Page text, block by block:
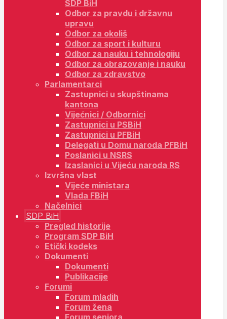
SDP BiH
Odbor za pravdu i državnu
upravu
Odbor za okoliš
Odbor za sport i kulturu
Odbor za nauku i tehnologiju
Odbor za obrazovanje i nauku
Odbor za zdravstvo
Parlamentarci
Zastupnici u skupštinama
kantona
Vijećnici / Odbornici
Zastupnici u PSBiH
Zastupnici u PFBiH
Delegati u Domu naroda PFBiH
Poslanici u NSRS
Izaslanici u Vijeću naroda RS
Izvršna vlast
Vijeće ministara
Vlada FBiH
Načelnici
SDP BiH
Pregled historije
Program SDP BiH
Etički kodeks
Dokumenti
Dokumenti
Publikacije
Forumi
Forum mladih
Forum žena
Forum seniora